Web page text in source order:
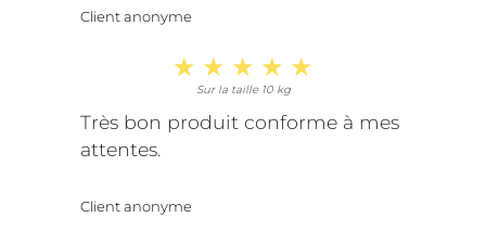
Client anonyme
Sur la taille 10 kg
Très bon produit conforme à mes
attentes.
Client anonyme